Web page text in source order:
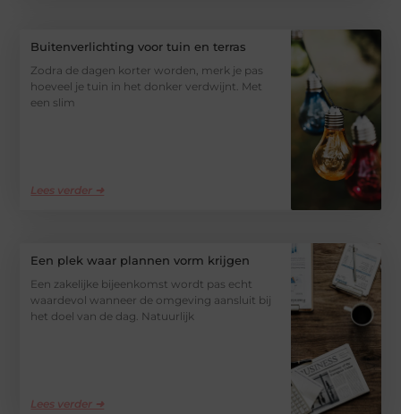
Buitenverlichting voor tuin en terras
Zodra de dagen korter worden, merk je pas
hoeveel je tuin in het donker verdwijnt. Met
een slim
Lees verder ➜
Een plek waar plannen vorm krijgen
Een zakelijke bijeenkomst wordt pas echt
waardevol wanneer de omgeving aansluit bij
het doel van de dag. Natuurlijk
Lees verder ➜